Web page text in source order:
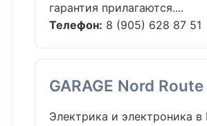
гарантия прилагаются....
Телефон: 8 (905) 628 87 51
GARAGE Nord Route
Электрика и электроника в